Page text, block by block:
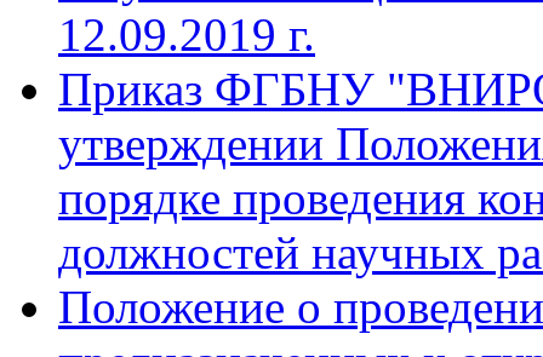
12.09.2019 г.
Приказ ФГБНУ
утверждении
порядке проведения
должностей научных
Положение о